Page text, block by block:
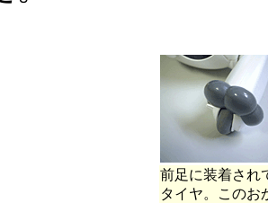
前足に装着され
タイヤ。このお